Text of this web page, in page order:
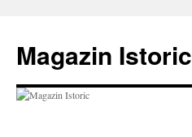
conținut
Magazin Istoric